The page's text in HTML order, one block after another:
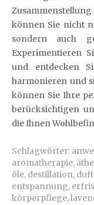
können Sie nicht
sondern auch
Experimentieren
und entdecken
harmonieren und
können Sie Ihre
berücksichtigen
die Ihnen
Schlagwörter:
aromatherapie,
öle, destillation,
entspannung,
körperpflege,